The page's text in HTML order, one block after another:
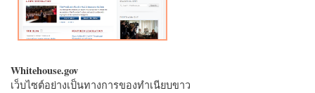
Whitehouse.gov
เว็บไซต์อย่างเป็นทางการของทำเนียบขาว